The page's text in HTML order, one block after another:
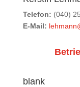
Telefon: (040)
E-Mail:
blank